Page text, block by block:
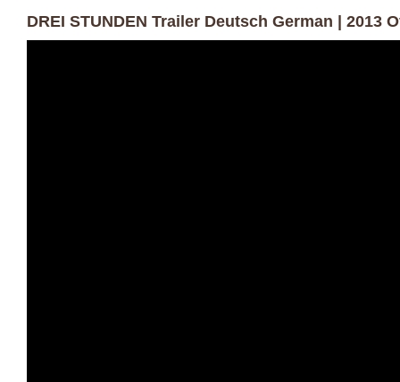
DREI STUNDEN Trailer Deutsch German | 2013